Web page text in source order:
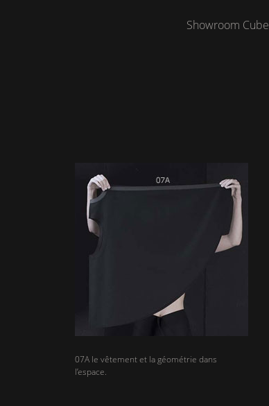
Showroom Cube
07A le vêtement et la géométrie dans
l’espace.